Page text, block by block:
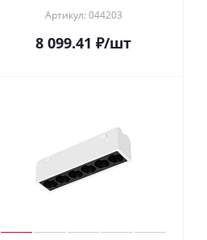
Артикул: 044203
8 099.41 ₽/шт